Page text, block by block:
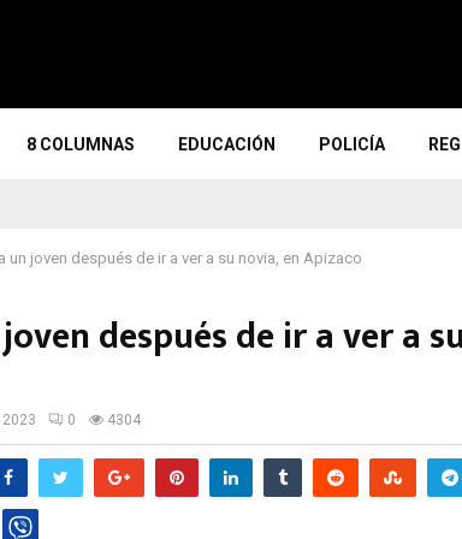
8 COLUMNAS EDUCACIÓN POLICÍA
un joven después de ir a ver a su novia, en Apizaco
después de ir a ver a
0 4304